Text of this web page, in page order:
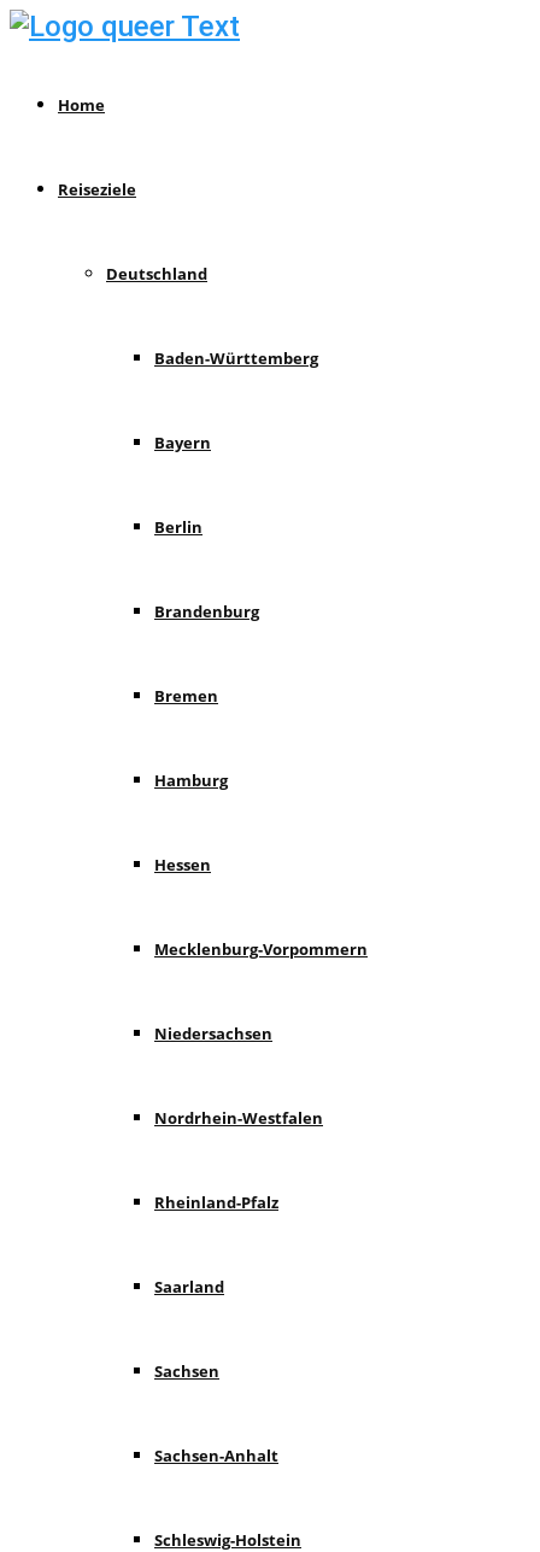
Home
Reiseziele
Deutschland
Baden-Württemberg
Bayern
Berlin
Brandenburg
Bremen
Hamburg
Hessen
Mecklenburg-Vorpommern
Niedersachsen
Nordrhein-Westfalen
Rheinland-Pfalz
Saarland
Sachsen
Sachsen-Anhalt
Schleswig-Holstein